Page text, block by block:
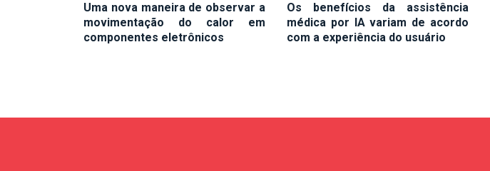
Uma nova maneira de observar a
movimentação do calor em
componentes eletrônicos
Os benefícios da assistência
médica por IA variam de acordo
com a experiência do usuário